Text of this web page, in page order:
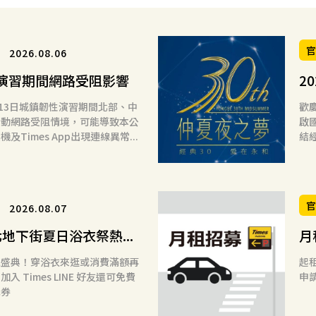
2026.08.06
習期間網路受阻影響
日城鎮韌性演習期間北部、中
網路受阻情境，可能導致本公
及Times App出現連線異常...
歡
啟
結
2026.08.07
下街夏日浴衣祭熱...
典！穿浴衣來逛或消費滿額再
入 Times LINE 好友還可免費
起
申